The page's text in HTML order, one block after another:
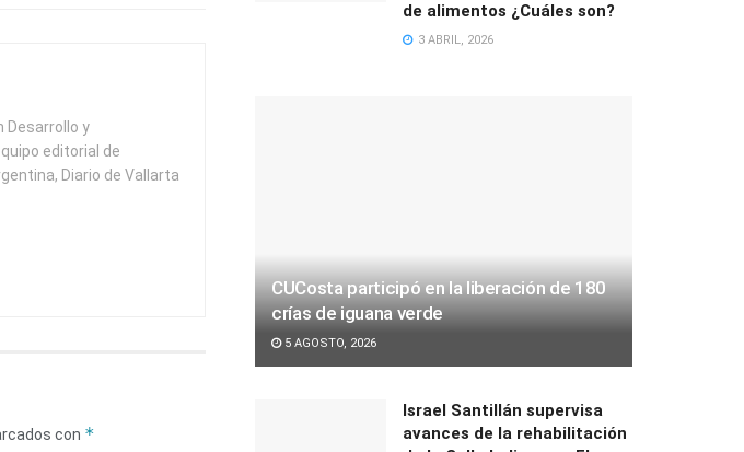
Desarrollo y
editorial de
Diario de Vallarta
con *
de alimentos ¿Cuáles son?
3 ABRIL, 2026
CUCosta participó en la liberación de 180
crías de iguana verde
5 AGOSTO, 2026
Israel Santillán supervisa
avances de la rehabilitación